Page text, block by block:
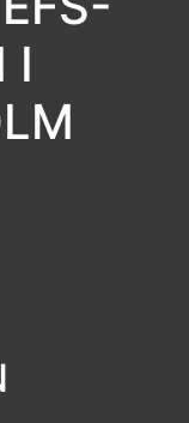
I